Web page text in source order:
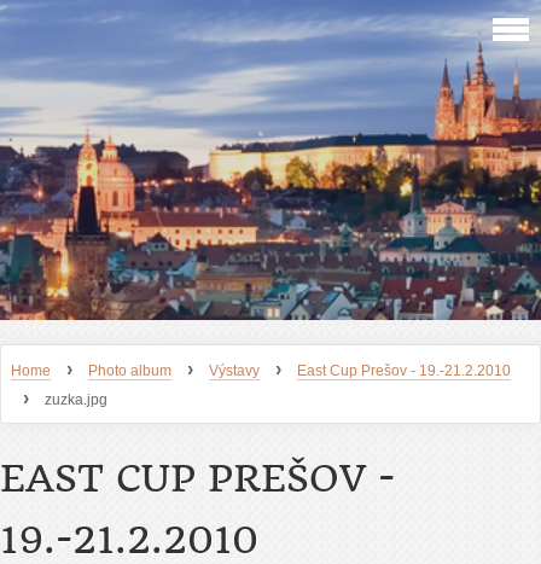
Home › Photo album › Výstavy › East Cup Prešov - 19.-21.2.2010
› zuzka.jpg
EAST CUP PREŠOV -
19.-21.2.2010